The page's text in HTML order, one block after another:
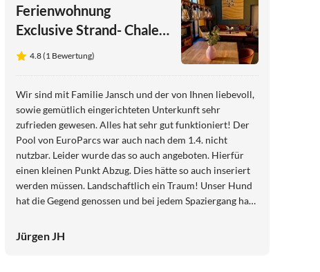
Ferienwohnung
Exclusive Strand- Chalet
an der Nordsee mit Zaun
4.8 (1 Bewertung)
Wir sind mit Familie Jansch und der von Ihnen liebevoll,
sowie gemütlich eingerichteten Unterkunft sehr
zufrieden gewesen. Alles hat sehr gut funktioniert! Der
Pool von EuroParcs war auch nach dem 1.4. nicht
nutzbar. Leider wurde das so auch angeboten. Hierfür
einen kleinen Punkt Abzug. Dies hätte so auch inseriert
werden müssen. Landschaftlich ein Traum! Unser Hund
hat die Gegend genossen und bei jedem Spaziergang hat
Unbedingt drüber, um den weitläufigen Strand ausgiebig
zu nutzen und zu erkunden. Der Park ist sehr sauber und
Jürgen JH